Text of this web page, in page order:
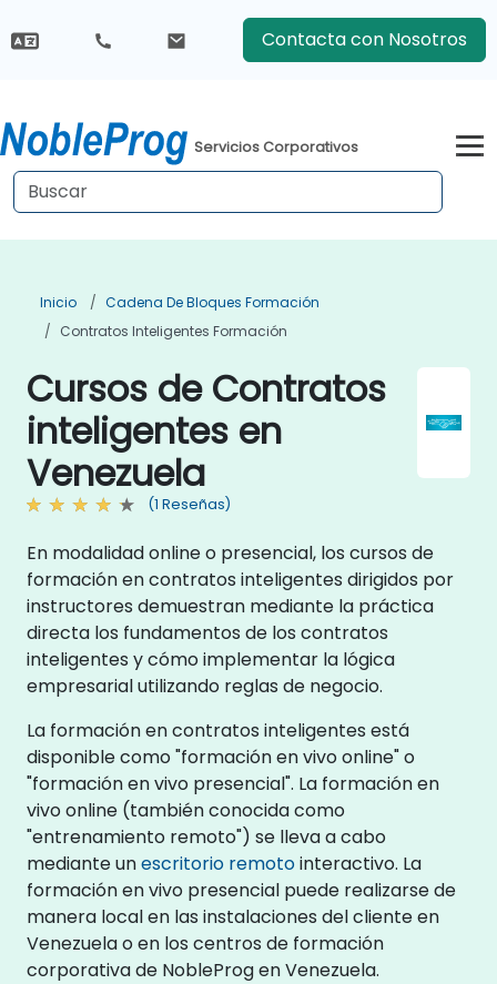
Contacta con Nosotros
Servicios Corporativos
Inicio
Cadena De Bloques Formación
Contratos Inteligentes Formación
Cursos de Contratos
inteligentes en
Venezuela
(1 Reseñas)
En modalidad online o presencial, los cursos de
formación en contratos inteligentes dirigidos por
instructores demuestran mediante la práctica
directa los fundamentos de los contratos
inteligentes y cómo implementar la lógica
empresarial utilizando reglas de negocio.
La formación en contratos inteligentes está
disponible como "formación en vivo online" o
"formación en vivo presencial". La formación en
vivo online (también conocida como
"entrenamiento remoto") se lleva a cabo
mediante unescritorio remotointeractivo. La
formación en vivo presencial puede realizarse de
manera local en las instalaciones del cliente en
Venezuela o en los centros de formación
corporativa de NobleProg en Venezuela.